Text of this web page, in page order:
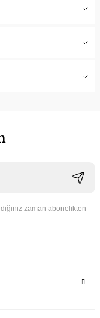
zaman abonelikten